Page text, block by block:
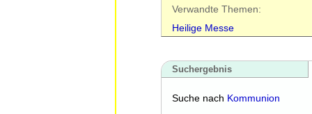
Verwandte Themen:
Heilige Messe
Suchergebnis
Suche nach Kommunion